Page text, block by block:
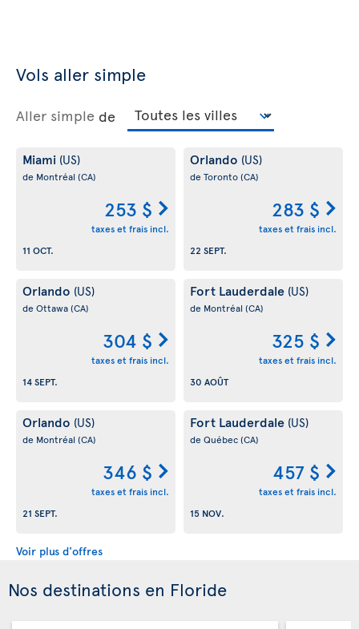
Vols aller simple
Aller simple de
Miami (US)
de Montréal (CA)
253 $
taxes et frais incl.
11 OCT.
Orlando (US)
de Toronto(CA)
283 $
taxes et frais incl.
22 SEPT.
Orlando (US)
de Ottawa(CA)
304 $
taxes et frais incl.
14 SEPT.
Fort Lauderdale (US)
de Montréal (CA)
325 $
taxes et frais incl.
30 AOÛT
Orlando (US)
de Montréal (CA)
346 $
taxes et frais incl.
21 SEPT.
Fort Lauderdale (US)
de Québec(CA)
457 $
taxes et frais incl.
15 NOV.
Voir plus d'offres
Nos destinations en Floride